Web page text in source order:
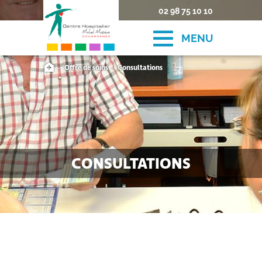
02 98 75 10 10
MENU
CONSULTATIONS
Offre de soins Consultations